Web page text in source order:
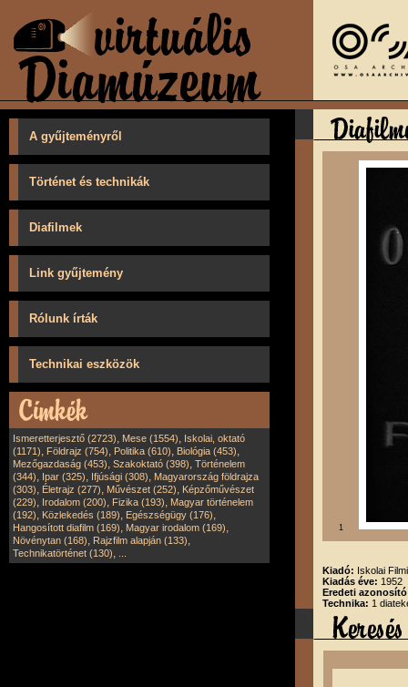
A gyűjteményről
Történet és technikák
Diafilmek
Link gyűjtemény
Rólunk írták
Technikai eszközök
Ismeretterjesztő (2723), Mese (1554), Iskolai, oktató
(1171), Földrajz (754), Politika (610), Biológia (453),
Mezőgazdaság (453), Szakoktató (398), Történelem
(344), Ipar (325), Ifjúsági (308), Magyarország földrajza
(303), Életrajz (277), Művészet (252), Képzőművészet
(229), Irodalom (200), Fizika (193), Magyar történelem
(192), Közlekedés (189), Egészségügy (176),
Hangosított diafilm (169), Magyar irodalom (169),
Növénytan (168), Rajzfilm alapján (133),
Technikatörténet (130),
1
Kiadó: Iskolai
Kiadás éve: 1952
Eredeti
Technika: 1